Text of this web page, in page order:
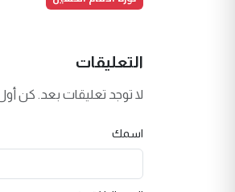
التعليقات
لا توجد تعليقات بعد. كن
اسمك